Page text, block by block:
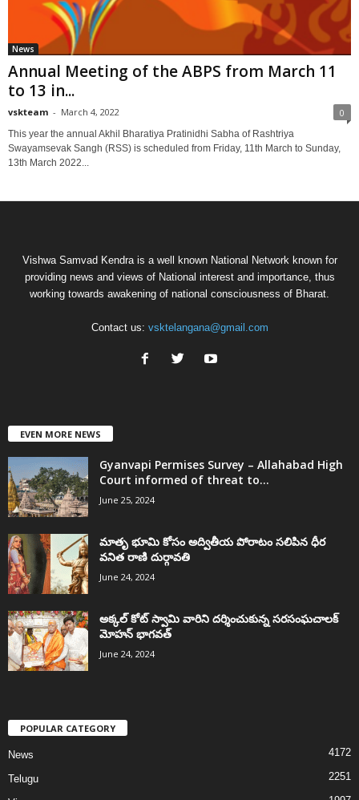
News
Annual Meeting of the ABPS from March 11
to 13 in...
vskteam - March 4, 2022 0
This year the annual Akhil Bharatiya Pratinidhi Sabha of Rashtriya
Swayamsevak Sangh (RSS) is scheduled from Friday, 11th March to Sunday,
13th March 2022...
Vishwa Samvad Kendra is a well known National Network known for
providing news and views of National interest and importance, thus
working towards awakening of national consciousness of Bharat.
Contact us: vsktelangana@gmail.com
EVEN MORE NEWS
Gyanvapi Permises Survey – Allahabad High
Court informed of threat to...
June 25, 2024
మాతృ భూమి కోసం అద్వితీయ పోరాటం సలిపిన ధీర
వనిత రాణి దుర్గావతి
June 24, 2024
అక్కల్‌ కోట్‌ స్వామి వారిని దర్శించుకున్న సరసంఘచాలక్
మోహన్ భాగవత్
June 24, 2024
POPULAR CATEGORY
News 4172
Telugu 2251